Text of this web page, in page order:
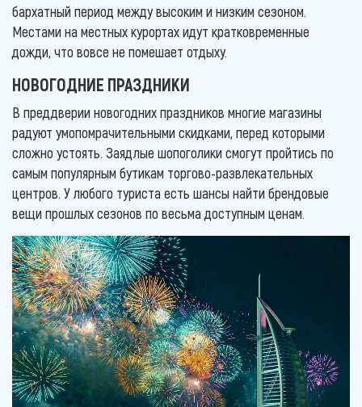
бархатный период между высоким и низким сезоном.
Местами на местных курортах идут кратковременные
дожди, что вовсе не помешает отдыху.
НОВОГОДНИЕ ПРАЗДНИКИ
В преддверии новогодних праздников многие магазины
радуют умопомрачительными скидками, перед которыми
сложно устоять. Заядлые шопоголики смогут пройтись по
самым популярным бутикам торгово-развлекательных
центров. У любого туриста есть шансы найти брендовые
вещи прошлых сезонов по весьма доступным ценам.